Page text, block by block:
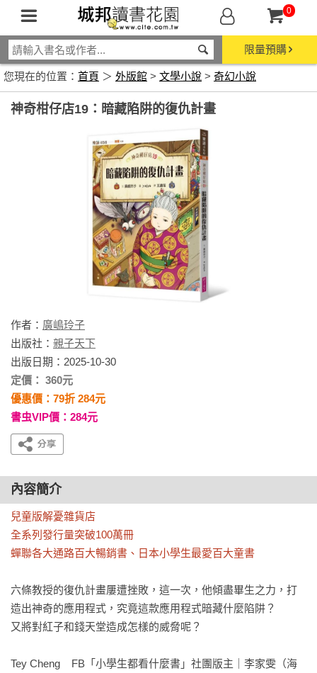
0
限量預購
您現在的位置： 首頁 ＞ 外版館 > 文學小說 > 奇幻小說
神奇柑仔店19：暗藏陷阱的復仇計畫
作者： 廣嶋玲子
出版社： 親子天下
出版日期：2025-10-30
定價： 360元
優惠價：79折 284元
書虫VIP價：284元
內容簡介
兒童版解憂雜貨店
全系列發行量突破100萬冊
蟬聯各大通路百大暢銷書、日本小學生最愛百大童書
六條教授的復仇計畫屢遭挫敗，這一次，他傾盡畢生之力，打
造出神奇的應用程式，究竟這款應用程式暗藏什麼陷阱？
又將對紅子和錢天堂造成怎樣的威脅呢？
Tey Cheng    FB「小學生都看什麼書」社團版主｜李家雯（海